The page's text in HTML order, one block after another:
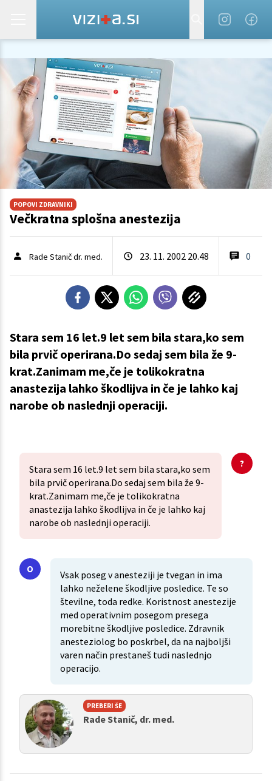
POPOVI ZDRAVNIKI
Večkratna splošna anestezija
Rade Stanič dr. med. 23. 11. 2002 20.48 0
Stara sem 16 let.9 let sem bila stara,ko sem
bila prvič operirana.Do sedaj sem bila že 9-
krat.Zanimam me,če je tolikokratna
anastezija lahko škodlijva in če je lahko kaj
narobe ob naslednji operaciji.
Stara sem 16 let.9 let sem bila stara,ko sem
bila prvič operirana.Do sedaj sem bila že 9-
krat.Zanimam me,če je tolikokratna
anastezija lahko škodlijva in če je lahko kaj
narobe ob naslednji operaciji.
Vsak poseg v anesteziji je tvegan in ima
lahko neželene škodljive posledice. Te so
številne, toda redke. Koristnost anestezije
med operativnim posegom presega
morebitne škodljive posledice. Zdravnik
anesteziolog bo poskrbel, da na najboljši
varen način prestaneš tudi naslednjo
operacijo.
PREBERI ŠE
Rade Stanič, dr. med.